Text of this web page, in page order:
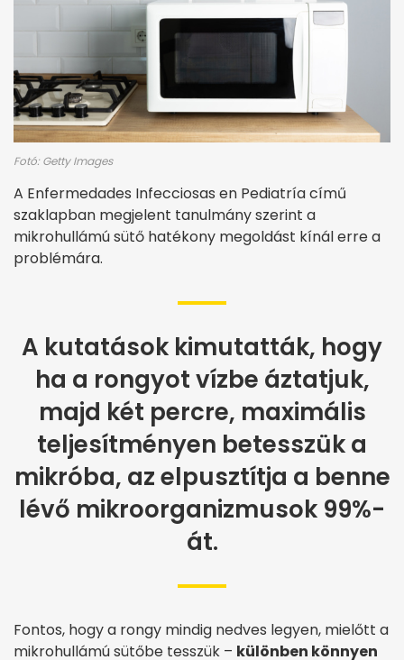
Fotó: Getty Images
A Enfermedades Infecciosas en Pediatría című
szaklapban megjelent tanulmány szerint a
mikrohullámú sütő hatékony megoldást kínál erre a
problémára.
A kutatások kimutatták, hogy
ha a rongyot vízbe áztatjuk,
majd két percre, maximális
teljesítményen betesszük a
mikróba, az elpusztítja a benne
lévő mikroorganizmusok 99%-
át.
Fontos, hogy a rongy mindig nedves legyen, mielőtt a
mikrohullámú sütőbe tesszük – különben könnyen